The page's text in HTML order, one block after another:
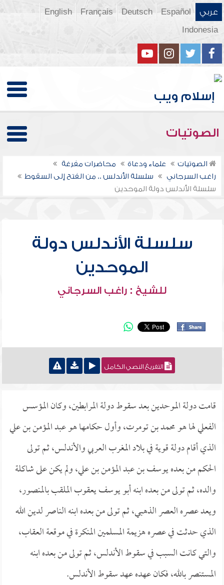
عربي Español
Deutsch
Français
English
Indonesia
الصوتيات
الصوتيات علماء ودعاة
محاضرات مفرغة
راغب السرجاني
سلسلة الأندلس .. من الفتح إلى السقوط
سلسلة الأندلس دولة الموحدين
سلسلة الأندلس دولة
الموحدين
للشيخ : راغب السرجاني
التفريغ النصي الكامل
قامت دولة الموحدين بعد سقوط دولة المرابطين، وكان المؤسس
الفعلي لها هو محمد بن تومرت، وأول حكامها هو عبد المؤمن بن علي
الذي أقام دولة قوية في بلاد المغرب العربي والأندلس، ثم تولى
الحكم من بعده يوسف بن عبد المؤمن بن علي، ولم يكن على شاكلة
والده، ثم تولى من بعده ابنه أبو يوسف يعقوب الملقب بالمنصور،
ويعد عصره العصر الذهبي، ثم تولى من بعده ابنه الناصر لدين الله
الذي حدثت في عصره هزيمة المسلمين المنكرة في موقعة العقاب،
والتي كانت السبب في سقوط الأندلس، ثم تولى من بعده ابنه
المستنصر بالله، فكان عهده عهد سقوط الأندلس.